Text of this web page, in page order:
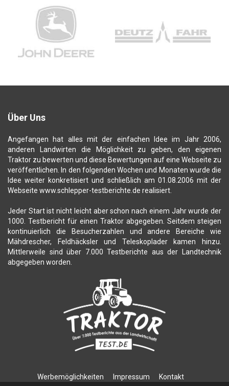
Über Uns
Angefangen hat alles mit der einfachen Idee im Jahr 2006,
anderen Landwirten die Möglichkeit zu geben, den eigenen
Traktor zu bewerten und diese Bewertungen auf eine Webseite zu
veröffentlichen. In den folgenden Wochen und Monaten wurde die
Idee weiter konkretisiert und schließlich am 01.08.2006 mit der
Webseite www.schlepper-testberichte.de realisiert.
Jeder Start ist nicht leicht aber schon nach einem Jahr wurde der
1000. Testbericht für einen Traktor abgegeben. Seitdem steigen
kontinuierlich die Besucherzahlen und andere Bereiche wie
Mähdrescher, Feldhäcksler und Teleskoplader kamen hinzu.
Mittlerweile sind über 7.000 Testberichte aus der Landtechnik
abgegeben worden.
Werbemöglichkeiten Impressum
Kontakt